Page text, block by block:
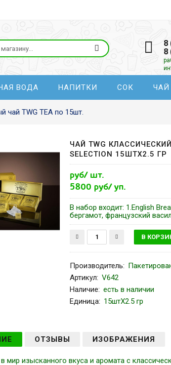
8
8
ВОДА НАПИТКИ СОК ЧАЙ
чай TWG TEA по 15шт.
ЧАЙ TWG
SELECTION 15ШТХ2.5 ГР
руб/ шт.
5800 руб/ уп.
В набор входит: 1.English
бергамот, французcкий
Производитель:
Артикул: V642
Наличие: есть в наличии
Единица: 15штХ2.5 гр
ОТЗЫВЫ ИЗОБРАЖЕНИЯ
в мир изысканного вкуса и аромата с